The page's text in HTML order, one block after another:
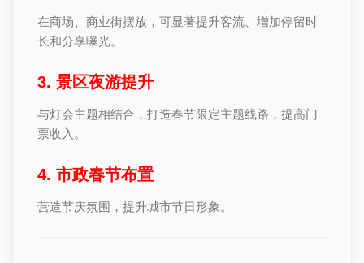
在商场、商业街摆放，可显著提升客流、增加停留时
长和分享曝光。
3. 景区夜游提升
与灯会主题相结合，打造春节限定主题线路，提高门
票收入。
4. 市政春节布置
营造节庆氛围，提升城市节日形象。